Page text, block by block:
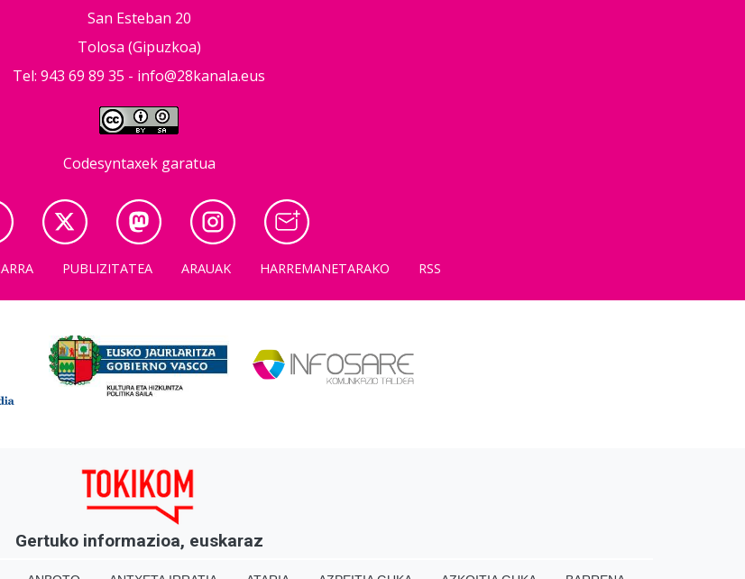
San Esteban 20
Tolosa (Gipuzkoa)
Tel: 943 69 89 35 - info@28kanala.eus
Codesyntaxek garatua
PUBLIZITATEA ARAUAK HARREMANETARAKO RSS
Gertuko informazioa, euskaraz